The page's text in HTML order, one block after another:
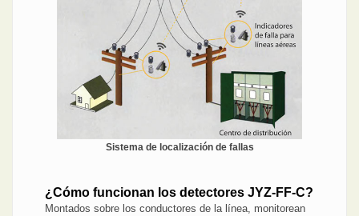
Sistema de localización de fallas
¿Cómo funcionan los detectores JYZ-FF-C?
Montados sobre los conductores de la línea, monitorean